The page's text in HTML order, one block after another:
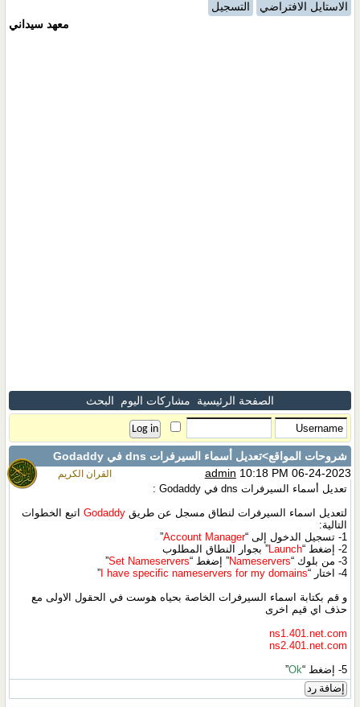
القران الكريم
الاستايل الافتراضي
التسجيل
معهد سيداني
الصفحة الرئيسية مشاركات اليوم البحث
شروحات المواقع>تعديل أسماء السيرفرات dns في Godaddy
admin 10:18 PM 06-24-2023
تعديل أسماء السيرفرات dns في Godaddy :
لتعديل اسماء السيرفرات لنطاق مسجل عن طريقGodaddy اتبع الخطوات
التالية:
1- تسجيل الدخول إلى “
Account Manager
”
2- إضغط “
Launch” بجوار النطاق المطلوب
3- من بلوك “
Nameservers” إضغط “Set Nameservers
”
4- اختار “
I have specific nameservers for my domains
”
و قم بكتابة اسماء السيرفرات الخاصة بحياه هوست في الحقول الاولى مع
حذف اي قيم اخرى
ns1.401.net.com
ns2.401.net.com
5- إضغط “
Ok
”
إضافة رد